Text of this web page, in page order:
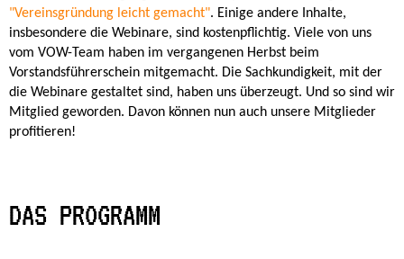
"Vereinsgründung leicht gemacht". Einige andere Inhalte,
insbesondere die Webinare, sind kostenpflichtig. Viele von uns
vom VOW-Team haben im vergangenen Herbst beim
Vorstandsführerschein mitgemacht. Die Sachkundigkeit, mit der
die Webinare gestaltet sind, haben uns überzeugt. Und so sind wir
Mitglied geworden. Davon können nun auch unsere Mitglieder
profitieren!
DAS PROGRAMM